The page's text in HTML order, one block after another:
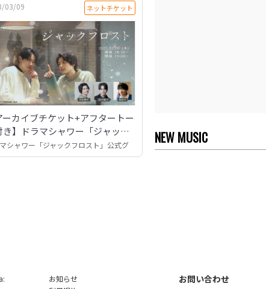
03/09 ネットチケット
ーカイブチケット+アフタートー
き】ドラマシャワー「ジャック
スト」スペシャルトークライブ
シャワー「ジャックフロスト」公式グ NEW MUSIC
お知らせ
お問い合わせ